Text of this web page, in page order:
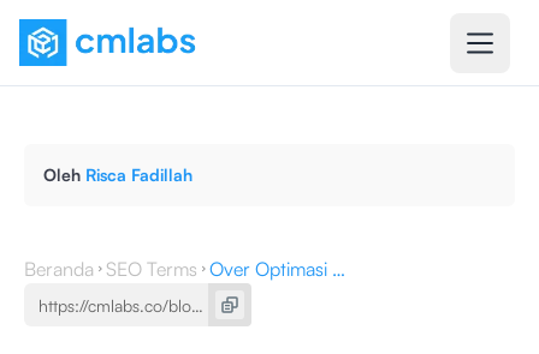
Oleh Risca Fadillah
Beranda SEO Terms Over Optimasi SEO: Definisi, Cara Mendeteksi, & Mencegahnya